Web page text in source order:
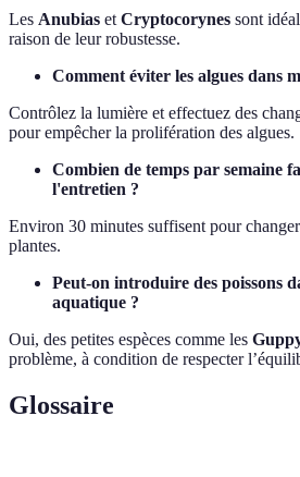
Les Anubias et Cryptocorynes sont
raison de leur robustesse.
Comment éviter les algues dans
Contrôlez la lumière et effectuez des
pour empêcher la prolifération des algues.
Combien de temps par semaine
l'entretien ?
Environ 30 minutes suffisent pour
plantes.
Peut-on introduire des poissons
aquatique ?
Oui, des petites espèces comme les
problème, à condition de respecter
Glossaire